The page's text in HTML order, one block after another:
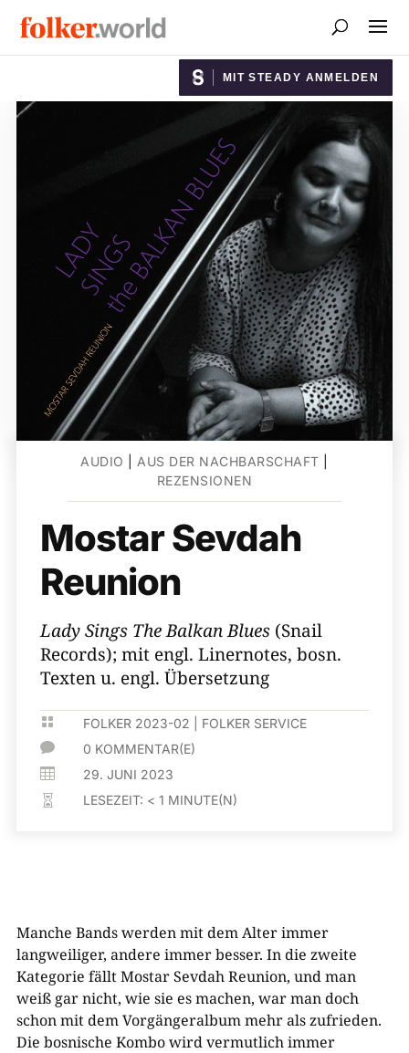
MIT STEADY ANMELDEN
AUDIO AUS DER NACHBARSCHAFT
REZENSIONEN
Mostar Sevdah
Reunion
Lady Sings The Balkan Blues (Snail
Records); mit engl. Linernotes, bosn.
Texten u. engl. Übersetzung
 FOLKER 2023-02 FOLKER SERVICE
 0 KOMMENTAR(E)
 29. JUNI 2023
 LESEZEIT: < 1 MINUTE(N)
Manche Bands werden mit dem Alter immer
langweiliger, andere immer besser. In die zweite
Kategorie fällt Mostar Sevdah Reunion, und man
weiß gar nicht, wie sie es machen, war man doch
schon mit dem Vorgängeralbum mehr als zufrieden.
Die bosnische Kombo wird vermutlich immer